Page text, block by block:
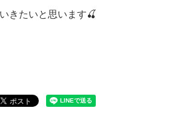
きたいと思います🍒